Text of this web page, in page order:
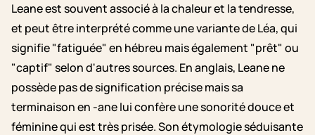
Leane est souvent associé à la chaleur et la tendresse,
et peut être interprété comme une variante de Léa, qui
signifie "fatiguée" en hébreu mais également "prêt" ou
"captif" selon d'autres sources. En anglais, Leane ne
possède pas de signification précise mais sa
terminaison en -ane lui confère une sonorité douce et
féminine qui est très prisée. Son étymologie séduisante